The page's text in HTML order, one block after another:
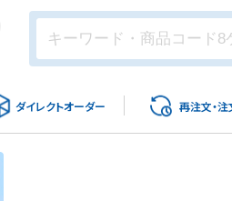
ダイレクトオーダー 再注文・注